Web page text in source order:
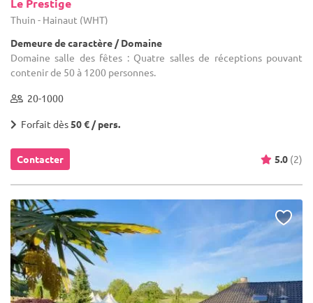
Thuin - Hainaut (WHT)
Demeure de caractère / Domaine
Domaine salle des fêtes : Quatre salles de réceptions pouvant
contenir de 50 à 1200 personnes.
20-1000
Forfait dès 50 € / pers.
Contacter 5.0 (2)